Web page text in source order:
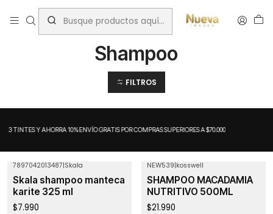
Inicio Nutrición capilar Shampoo
Shampoo
FILTROS
3 TINTES Y AHORRA 10%ENVÍO GRATIS POR COMPRAS SUPERIORES A $70.000
7897042013487|Skala
Skala shampoo manteca
karite 325 ml
$7.990
NEW539|kosswell
SHAMPOO MACADAMIA
NUTRITIVO 500ML
$21.990